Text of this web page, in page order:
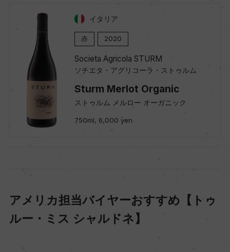
イタリア
赤 2020
Societa Agricola STURM
ソチエタ・アグリコーラ・ストゥルム
Sturm Merlot Organic
ストゥルム メルロー オーガニック
750ml, 6,000 yen
アメリカ担当バイヤーおすすめ【トゥ
ルー・ミス シャルドネ】